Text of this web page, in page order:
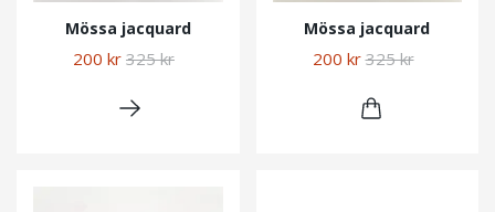
Mössa jacquard
200 kr 325 kr
Mössa jacquard
200 kr 325 kr